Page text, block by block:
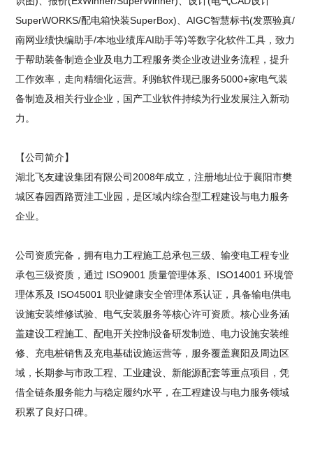
SuperWORKS/配电箱快装SuperBox)、AIGC智慧标书(发票验真/
南网业绩快编助手/本地业绩库AI助手等)等数字化软件工具，致力
于帮助装备制造企业及电力工程服务类企业改进业务流程，提升
工作效率，走向精细化运营。利驰软件现已服务5000+家电气装
备制造及相关行业企业，国产工业软件持续为行业发展注入新动
力。
【公司简介】
湖北飞友建设集团有限公司2008年成立，注册地址位于襄阳市樊
城区春园西路贾洼工业园，是区域内综合型工程建设与电力服务
企业。
公司资质完备，拥有电力工程施工总承包三级、输变电工程专业
承包三级资质，通过 ISO9001 质量管理体系、ISO14001 环境管
理体系及 ISO45001 职业健康安全管理体系认证，具备输电供电
设施安装维修试验、电气安装服务等核心许可资质。核心业务涵
盖建设工程施工、配电开关控制设备研发制造、电力设施安装维
修、充电桩销售及充电基础设施运营等，服务覆盖襄阳及周边区
域，长期参与市政工程、工业建设、新能源配套等重点项目，凭
借全链条服务能力与稳定履约水平，在工程建设与电力服务领域
积累了良好口碑。